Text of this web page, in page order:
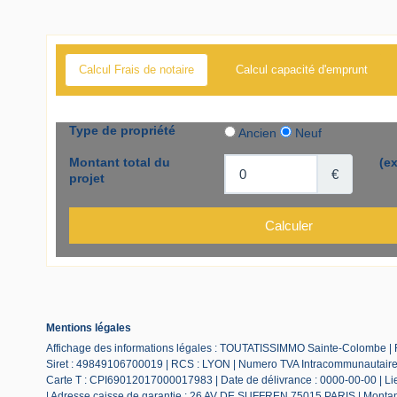
Calcul Frais de notaire Calcul capacité d'emprunt
Mentions légales
Affichage des informations légales : TOUTATISSIMMO Sainte-
Siret : 49849106700019 | RCS : LYON | Numero TVA
Carte T : CPI69012017000017983 | Date de délivrance : 0000-00-00 |